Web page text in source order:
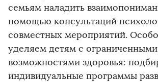
семьям наладить
помощью консультаций
совместных мероприятий.
уделяем детям с ограниченными
возможностями здоровья:
индивидуальные программы